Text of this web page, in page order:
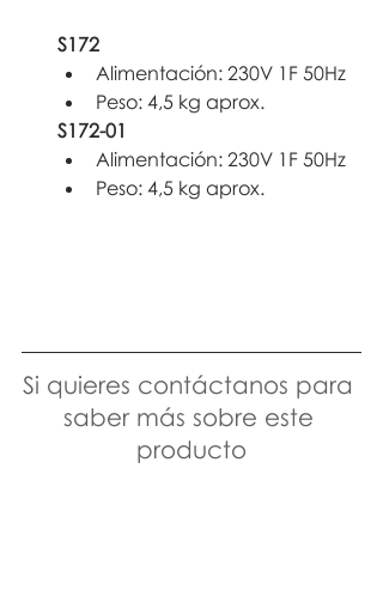
S172
Alimentación: 230V 1F 50Hz
Peso: 4,5 kg aprox.
S172-01
Alimentación: 230V 1F 50Hz
Peso: 4,5 kg aprox.
Si quieres contáctanos para
saber más sobre este
producto